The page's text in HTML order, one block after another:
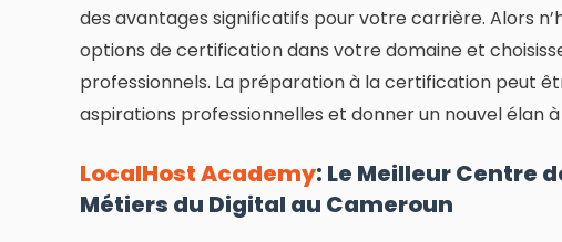
des avantages significatifs pour votre carrière. Alors
options de certification dans votre domaine et
professionnels. La préparation à la certification peut
aspirations professionnelles et donner un nouvel élan
LocalHost Academy: Le Meilleur Centre
Métiers du Digital au Cameroun